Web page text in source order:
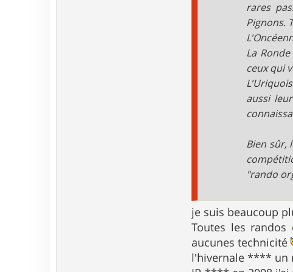
rares
Pignons.
La
ceux qui
aussi
Bien sûr,
"rando
je suis beaucoup
Toutes les
aucunes technicité
l'hivernale **** un